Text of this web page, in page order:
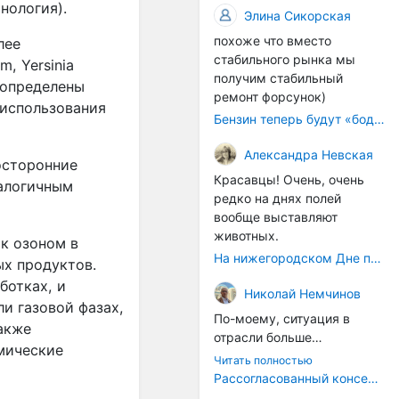
Yersinia
озоном в
продуктов.
и
газовой фазах,
Сегодняшние
гастротуры — это
событийный,
развлекательный формат.
Его цель — показать
туристу "вкусное" место,
развлечь, дать яркие
безусловно, интересно и
правильно, но это внешний
слой.
А хорошо было бы,
например, не просто
восстановить углицкую
колбасу как артефакт, а
вернуть сам
принцип: продукт как
голос места.Многие
старые рецепты
сохранились в архивах, у
потомков мастеров, в
рынке и бизнесе.
происходящих сегодня
процессов, больше
напоминает судорожное
ситуационное затыкание
дыр.
Элина Сикорская
похоже что вместо
стабильного рынка мы
получим стабильный
ремонт форсунок)
Бензин теперь будут «бодяжить» легально: чего ждать водителям?
Александра Невская
Красавцы! Очень, очень
редко на днях полей
вообще выставляют
животных.
На нижегородском Дне поля было очень много животных
Николай Немчинов
По-моему, ситуация в
отрасли больше
напоминает какие-то
судороги, чем
Читать полностью
Рассогласованный консенсус